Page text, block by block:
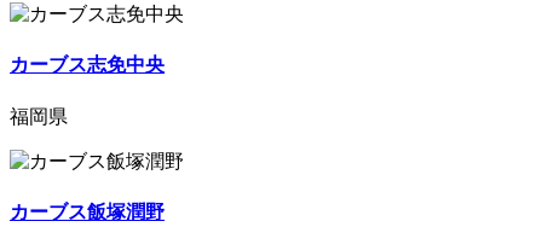
カーブス志免中央
福岡県
カーブス飯塚潤野